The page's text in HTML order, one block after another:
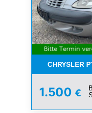
CHRYSLER
1.500 €